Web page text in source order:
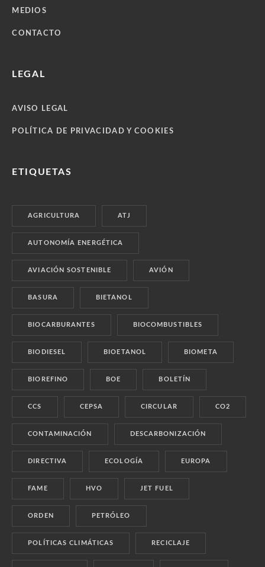
MEDIOS
CONTACTO
LEGAL
AVISO LEGAL
POLÍTICA DE PRIVACIDAD Y COOKIES
ETIQUETAS
AGRICULTURA ATJ
AUTONOMÍA ENERGÉTICA
AVIACIÓN SOSTENIBLE AVIÓN
BASURA BIETANOL
BIOCARBURANTES BIOCOMBUSTIBLES
BIODIESEL BIOETANOL BIOMETA
BIOREFINO BOE BOLETÍN
CCS CEPSA CIRCULAR CO2
CONTAMINACIÓN DESCARBONIZACIÓN
DIRECTIVA ECOLOGÍA EUROPA
FAME HVO JET FUEL
ORDEN PETRÓLEO
POLÍTICAS CLIMÁTICAS RECICLAJE